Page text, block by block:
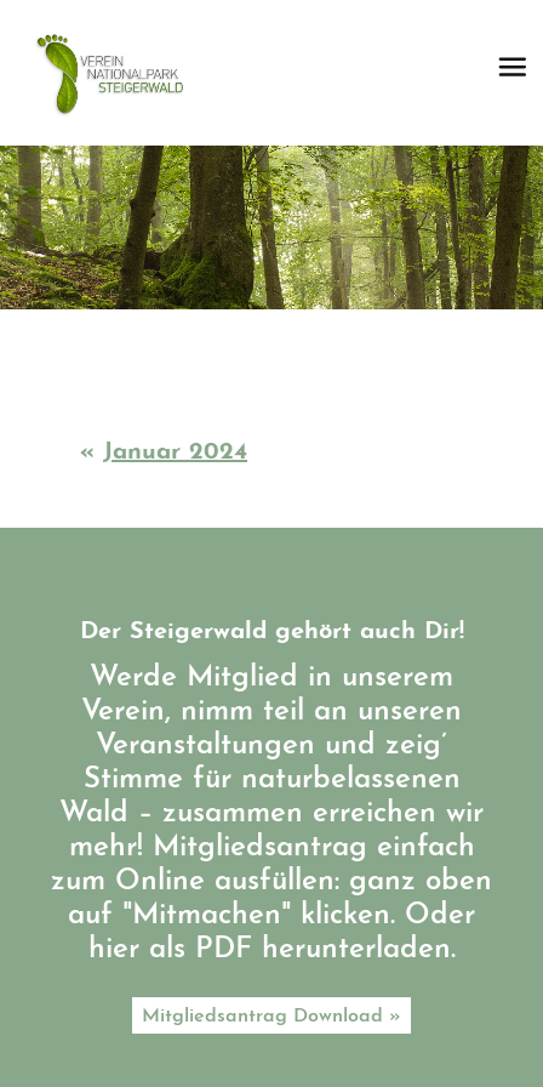
« Januar 2024
Der Steigerwald gehört auch Dir!
Werde Mitglied in unserem
Verein, nimm teil an unseren
Veranstaltungen und zeig’
Stimme für naturbelassenen
Wald – zusammen erreichen wir
mehr! Mitgliedsantrag einfach
zum Online ausfüllen: ganz oben
auf "Mitmachen" klicken. Oder
hier als PDF herunterladen.
Mitgliedsantrag Download »